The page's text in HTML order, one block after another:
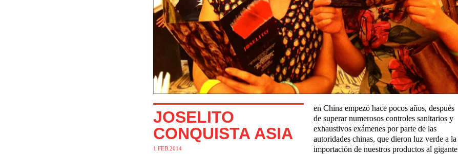
JOSELITO
CONQUISTA ASIA
1.FEB.2014
en China empezó hace pocos años, después
de superar numerosos controles sanitarios y
exhaustivos exámenes por parte de las
autoridades chinas, que dieron luz verde a la
importación de nuestros productos al gigante